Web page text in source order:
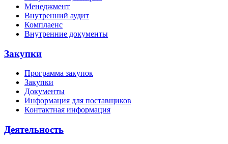
Менеджмент
Внутренний аудит
Комплаенс
Внутренние документы
Закупки
Программа закупок
Закупки
Документы
Информация для поставщиков
Контактная информация
Деятельность